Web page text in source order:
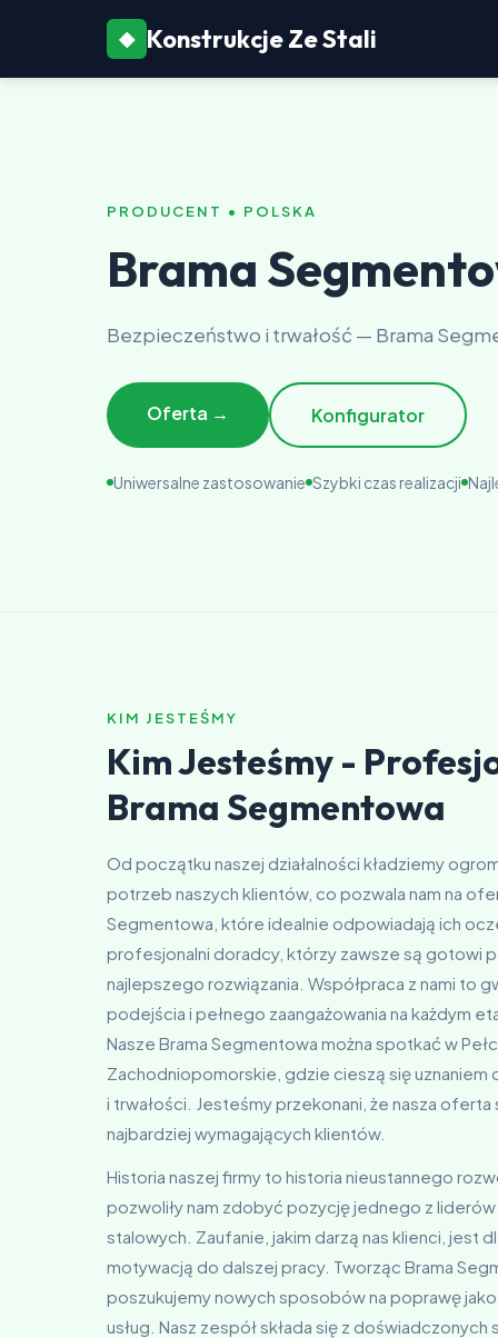
◆ Konstrukcje Ze Stali
PRODUCENT • POLSKA
Brama
Bezpieczeństwo i trwałość — Brama
Oferta → Konfigurator
Uniwersalne zastosowanie Szybki czas realizacji
KIM JESTEŚMY
Kim Jesteśmy -
Brama Segmentowa
Od początku naszej działalności kładziemy
potrzeb naszych klientów, co pozwala nam na
Segmentowa, które idealnie odpowiadają ich
profesjonalni doradcy, którzy zawsze są gotowi
najlepszego rozwiązania. Współpraca z nami to
podejścia i pełnego zaangażowania na każdym
Nasze Brama Segmentowa można spotkać w
Zachodniopomorskie, gdzie cieszą się uznaniem
i trwałości. Jesteśmy przekonani, że nasza oferta
najbardziej wymagających klientów.
Historia naszej firmy to historia nieustannego
pozwoliły nam zdobyć pozycję jednego z
stalowych. Zaufanie, jakim darzą nas klienci, jest
motywacją do dalszej pracy. Tworząc Brama
poszukujemy nowych sposobów na poprawę
usług. Nasz zespół składa się z